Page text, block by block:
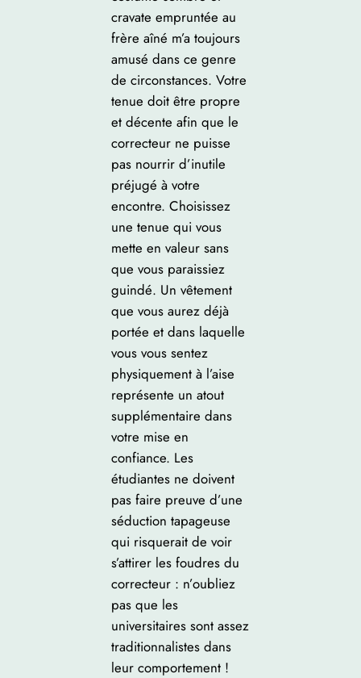
cravate empruntée au
frère aîné m’a toujours
amusé dans ce genre
de circonstances. Votre
tenue doit être propre
et décente afin que le
correcteur ne puisse
pas nourrir d’inutile
préjugé à votre
encontre. Choisissez
une tenue qui vous
mette en valeur sans
que vous paraissiez
guindé. Un vêtement
que vous aurez déjà
portée et dans laquelle
vous vous sentez
physiquement à l’aise
représente un atout
supplémentaire dans
votre mise en
confiance. Les
étudiantes ne doivent
pas faire preuve d’une
séduction tapageuse
qui risquerait de voir
s’attirer les foudres du
correcteur : n’oubliez
pas que les
universitaires sont assez
traditionnalistes dans
leur comportement !